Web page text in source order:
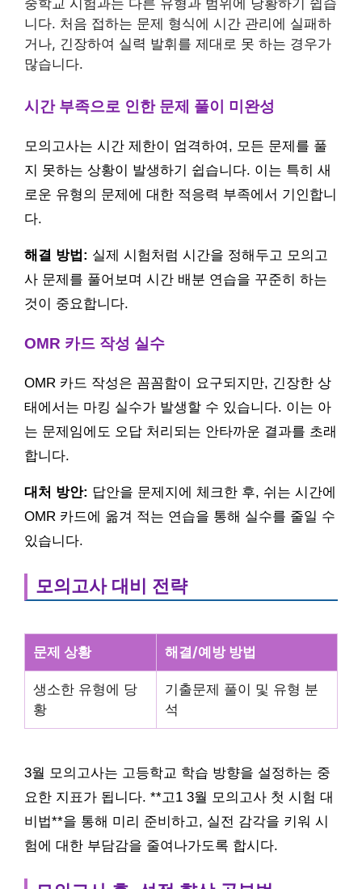
중학교 시험과는 다른 유형과 범위에 당황하기 쉽습
니다. 처음 접하는 문제 형식에 시간 관리에 실패하
거나, 긴장하여 실력 발휘를 제대로 못 하는 경우가
많습니다.
시간 부족으로 인한 문제 풀이 미완성
모의고사는 시간 제한이 엄격하여, 모든 문제를 풀
지 못하는 상황이 발생하기 쉽습니다. 이는 특히 새
로운 유형의 문제에 대한 적응력 부족에서 기인합니
다.
해결 방법: 실제 시험처럼 시간을 정해두고 모의고
사 문제를 풀어보며 시간 배분 연습을 꾸준히 하는
것이 중요합니다.
OMR 카드 작성 실수
OMR 카드 작성은 꼼꼼함이 요구되지만, 긴장한 상
태에서는 마킹 실수가 발생할 수 있습니다. 이는 아
는 문제임에도 오답 처리되는 안타까운 결과를 초래
합니다.
대처 방안: 답안을 문제지에 체크한 후, 쉬는 시간에
OMR 카드에 옮겨 적는 연습을 통해 실수를 줄일 수
있습니다.
모의고사 대비 전략
문제 상황 해결/예방 방법
생소한 유형에 당
황
기출문제 풀이 및 유형 분
석
3월 모의고사는 고등학교 학습 방향을 설정하는 중
요한 지표가 됩니다. **고1 3월 모의고사 첫 시험 대
비법**을 통해 미리 준비하고, 실전 감각을 키워 시
험에 대한 부담감을 줄여나가도록 합시다.